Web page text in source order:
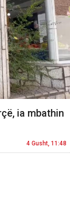
ia mbathin
4 Gusht, 11:48